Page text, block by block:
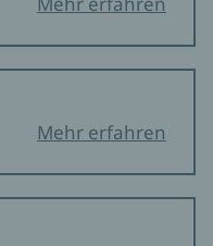
Mehr erfahren